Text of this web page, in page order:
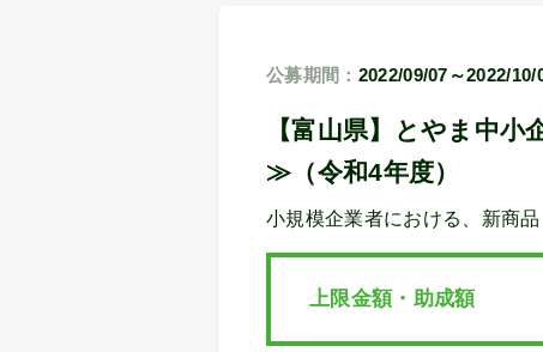
公募期間： 2022/09/07～2022/10/
【富山県】とやま中
≫（令和4年度）
小規模企業者における、新商
上限金額・助成額